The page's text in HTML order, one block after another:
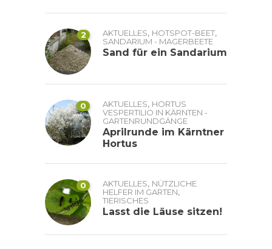
2 AKTUELLES, HOTSPOT-BEET,
SANDARIUM - MAGERBEETE
Sand für ein Sandarium
0 AKTUELLES, HORTUS
VESPERTILIO IN KÄRNTEN -
GARTENRUNDGÄNGE
Aprilrunde im Kärntner
Hortus
0 AKTUELLES, NÜTZLICHE
HELFER IM GARTEN,
TIERISCHES
Lasst die Läuse sitzen!